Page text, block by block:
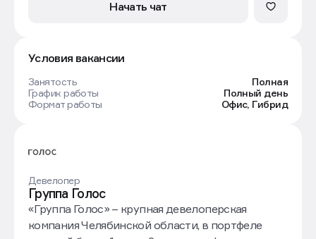
Условия вакансии
Занятость
Полная
Группа Голос
Девелопер
«Группа Голос» – крупная девелоперская